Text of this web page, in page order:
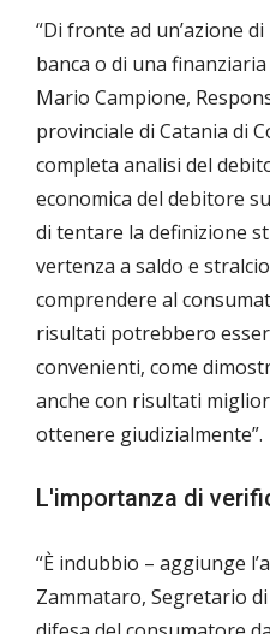
“Di fronte ad un’azione
banca o di una
Mario Campione,
provinciale di Catania di
completa analisi del
economica del debitore
di tentare la definizione
vertenza a saldo e
comprendere al
risultati potrebbero
convenienti, come
anche con risultati
ottenere giudizialmente”.
L'importanza di
“È indubbio – aggiunge
Zammataro, Segretario